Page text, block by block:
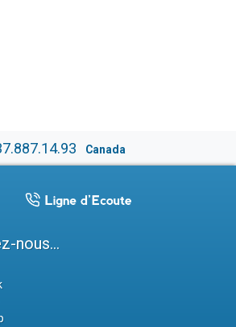
Canada
nous...